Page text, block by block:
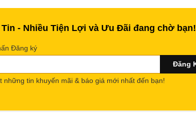
- Nhiều Tiện Lợi và Ưu Đãi đang chờ bạn!
Đăng ký
những tin khuyến mãi & báo giá mới nhất đến bạn!